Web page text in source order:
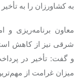
به کشاورزان را به
معاون برنامه‌ریزی و
شرقی نیز از کاهش
و گفت: تأخیر در
میزان غرامت از